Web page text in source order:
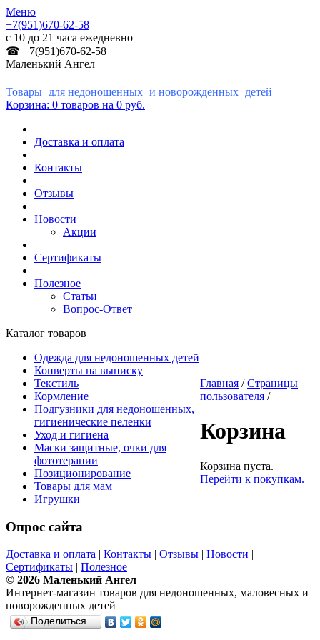
Меню
+7(951)670-62-58
с 10 до 21 часа ежедневно
☎ +7(951)670-62-58
Маленький Ангел
Товары для недоношенных и новорожденных детей
Корзина: 0 товаров на 0 руб.
Доставка и оплата
Контакты
Отзывы
Новости
Акции
Сертификаты
Полезное
Статьи
Вопрос-Ответ
Каталог товаров
Одежда для недоношенных детей
Конверты на выписку
Текстиль
Кормление
Подгузники для недоношенных,
гигиенические пеленки
Уход и гигиена
Маски защитные, очки для
фототерапии
Позиционирование
Товары для мам
Игрушки
Опрос сайта
Главная /Страницы
пользователя /
Корзина
Корзина пуста.
Перейти к покупкам.
Доставка и оплата | Контакты | Отзывы | Новости |
Сертификаты | Полезное
© 2026 Маленький Ангел
Интернет-магазин товаров для недоношенных, маловесных и
новорожденных детей
Поделиться…